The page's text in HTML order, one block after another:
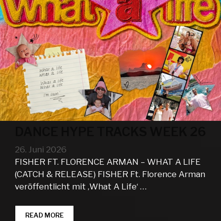
26. Juni 2026
FISHER FT. FLORENCE ARMAN – WHAT A LIFE
(CATCH & RELEASE) FISHER Ft. Florence Arman
veröffentlicht mit ‚What A Life‘ …
READ MOREDANCE